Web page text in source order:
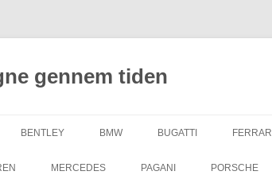
gennem tiden
BENTLEY BMW BUGATTI FERRARI
MERCEDES PAGANI PORSCHE